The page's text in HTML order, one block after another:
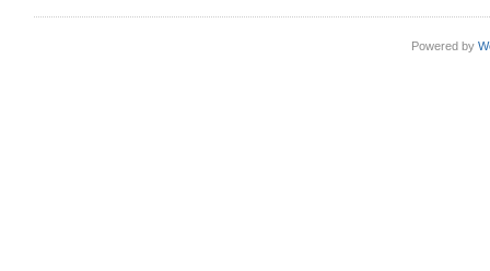
Powered by